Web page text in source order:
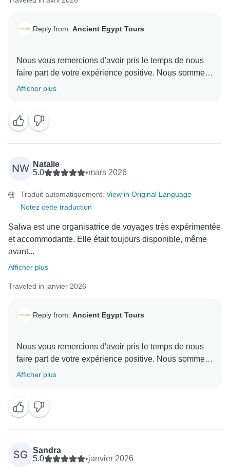
Reply from: Ancient Egypt Tours
Nous vous remercions d'avoir pris le temps de nous
faire part de votre expérience positive. Nous sommes
ravis que vous ayez apprécié votre aventure. Vos
nous. Nous espérons avoir le plaisir de vous accueillir
à nouveau ici bientôt.
L'équipe d'Ancient Egypt Tours
Afficher plus
NW Natalie
5.0
•mars 2026
Traduit automatiquement. View in Original Language
Notez cette traduction
Salwa est une organisatrice de voyages très expérimentée
et accommodante. Elle était toujours disponible, même
avant...
Afficher plus
Traveled in janvier 2026
Reply from: Ancient Egypt Tours
Nous vous remercions d'avoir pris le temps de nous
faire part de votre expérience positive. Nous sommes
ravis que vous ayez apprécié votre aventure. Vos
nous. Nous espérons avoir le plaisir de vous accueillir
à nouveau ici bientôt.
L'équipe d'Ancient Egypt Tours
Afficher plus
SG
Sandra
5.0
•janvier 2026